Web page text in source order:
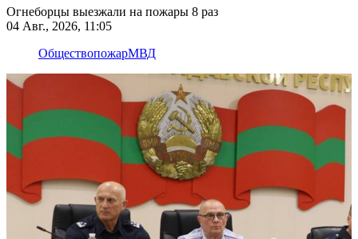
Огнеборцы выезжали на пожары 8 раз
04 Авг., 2026, 11:05
ОбществопожарМВД